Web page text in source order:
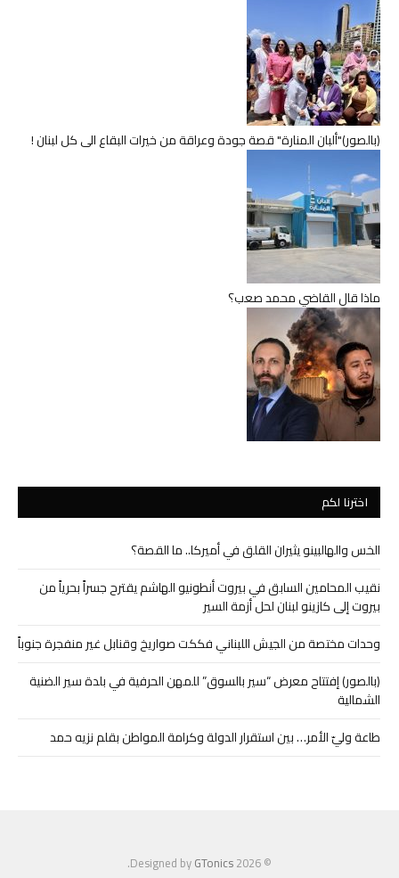
(بالصور)"ألبان المنارة" قصة جودة وعراقة من خيرات البقاع الى كل لبنان !
ماذا قال القاضي محمد صعب؟
اخترنا لكم
الخس والهالبينو يثيران القلق في أميركا.. ما القصة؟
نقيب المحامين السابق في بيروت أنطونيو الهاشم يقترح جسراً بحرياً من
بيروت إلى كازينو لبنان لحل أزمة السير
وحدات مختصة من الجيش اللبناني فككت صواريخ وقنابل غير منفجرة جنوباً
(بالصور) إفتتاح معرض “سير بالسوق” للمهن الحرفية في بلدة سير الضنية
الشمالية
طاعة وليّ الأمر… بين استقرار الدولة وكرامة المواطن بقلم نزيه حمد
© 2026 Designed by
GTonics
.